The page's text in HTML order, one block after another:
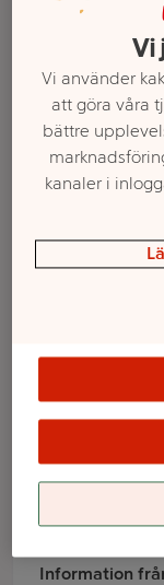
chili
Olw
Information
Vi
Vi använder
att göra våra
bättre
kanaler i